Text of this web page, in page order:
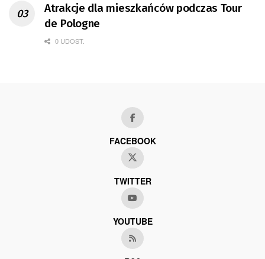
Atrakcje dla mieszkańców podczas Tour
de Pologne
0 UDOST.
FACEBOOK
TWITTER
YOUTUBE